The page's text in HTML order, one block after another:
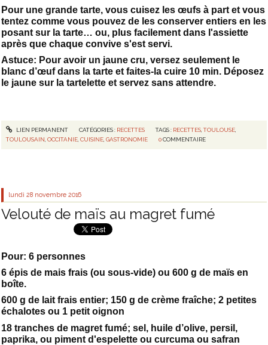
Pour une grande tarte, vous cuisez les œufs à part et vous
tentez comme vous pouvez de les conserver entiers en les
posant sur la tarte… ou, plus facilement dans l'assiette
après que chaque convive s'est servi.
Astuce: Pour avoir un jaune cru, versez seulement le
blanc d’œuf dans la tarte et faites-la cuire 10 min. Déposez
le jaune sur la tartelette et servez sans attendre.
LIEN PERMANENT CATÉGORIES : RECETTES TAGS : RECETTES ,TOULOUSE
TOULOUSAIN ,OCCITANIE ,CUISINE ,GASTRONOMIE 0 COMMENTAIRE
lundi 28 novembre 2016
Velouté de maïs au magret fumé
Pour: 6 personnes
6 épis de mais frais (ou sous-vide) ou 600 g de maïs en
boîte.
600 g de lait frais entier; 150 g de crème fraîche; 2 petites
échalotes ou 1 petit oignon
18 tranches de magret fumé; sel, huile d’olive, persil,
paprika, ou piment d'espelette ou curcuma ou safran